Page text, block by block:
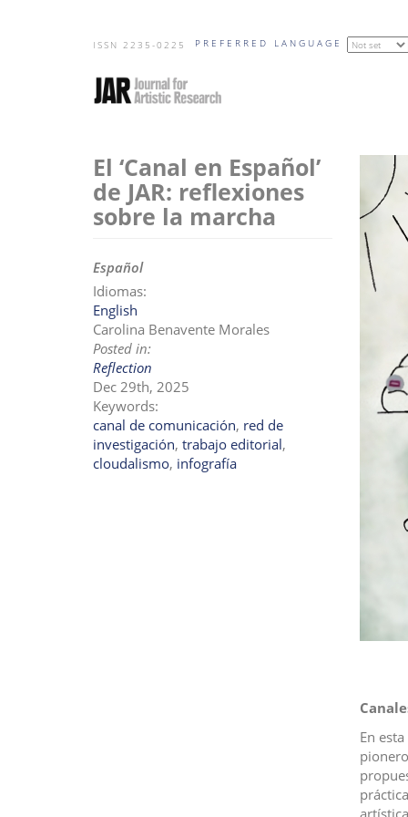
ISSN 2235-0225 PREFERRED LANGUAGE
El ‘Canal en Español’
de JAR: reflexiones
sobre la marcha
Español
Idiomas:
English
Carolina Benavente Morales
Posted in:
Reflection
Dec 29th, 2025
Keywords:
canal de comunicación, red de
investigación, trabajo editorial,
cloudalismo, infografía
g
e
n
En